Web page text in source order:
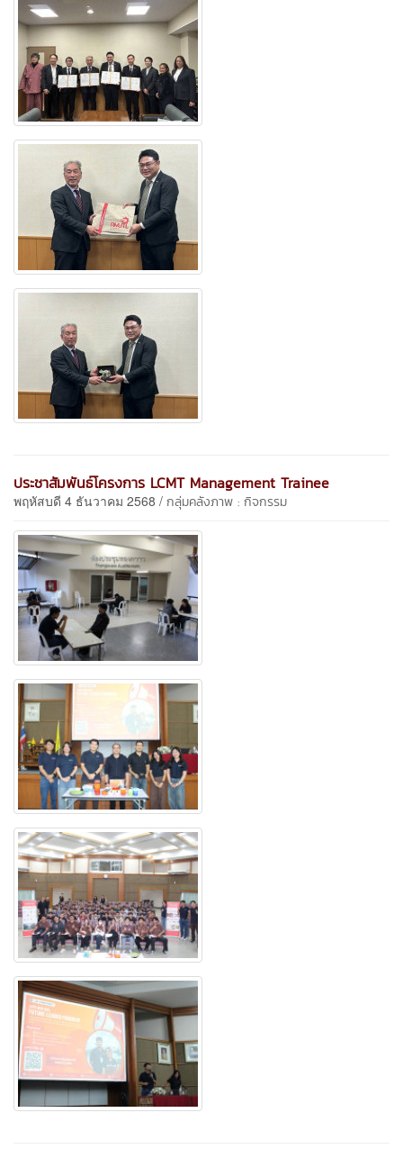
ประชาสัมพันธ์โครงการ LCMT Management Trainee
พฤหัสบดี 4 ธันวาคม 2568 / กลุ่มคลังภาพ : กิจกรรม